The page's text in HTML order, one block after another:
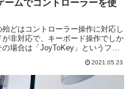
ームでコントローラーを使
どはコントローラー操作に対応し
非対応で、キーボード操作でしか
場合は「JoyToKey」というフリ
2021.05.23